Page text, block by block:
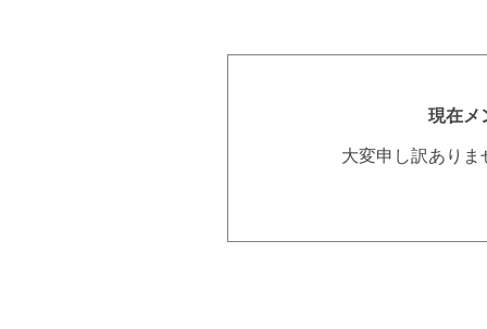
現在メ
大変申し訳あり